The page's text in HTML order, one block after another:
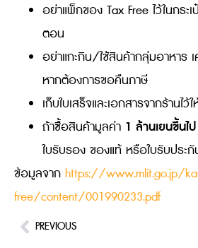
อย่าแพ็กของ Tax Free ไว้ในกระ
ตอน
อย่าแกะกิน/ใช้สินค้ากลุ่มอาหาร
หากต้องการขอคืนภาษี
เก็บใบเสร็จและเอกสารจากร้านไว้
ถ้าซื้อสินค้ามูลค่า 1 ล้านเยนขึ้นไป
ใบรับรอง ของแท้ หรือใบรับประ
ข้อมูลจาก https://www.mlit.go.jp/
free/content/001990233.pdf
PREVIOUS